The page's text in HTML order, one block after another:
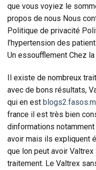
que vous voyiez le
propos de nous Nous
Politique de privacité
l’hypertension des
Un essoufflement Chez
Il existe de nombreux
avec de bons résultats,
qui en est
france il est très bien
dinformations
avoir mais ils expliquent
que lon peut avoir
traitement. Le Valtrex